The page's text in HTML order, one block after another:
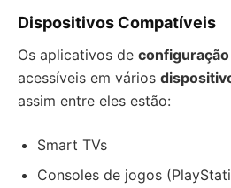
Dispositivos Compatíveis
Os aplicativos de
acessíveis em vários
assim entre eles estão:
Smart TVs
Consoles de jogos